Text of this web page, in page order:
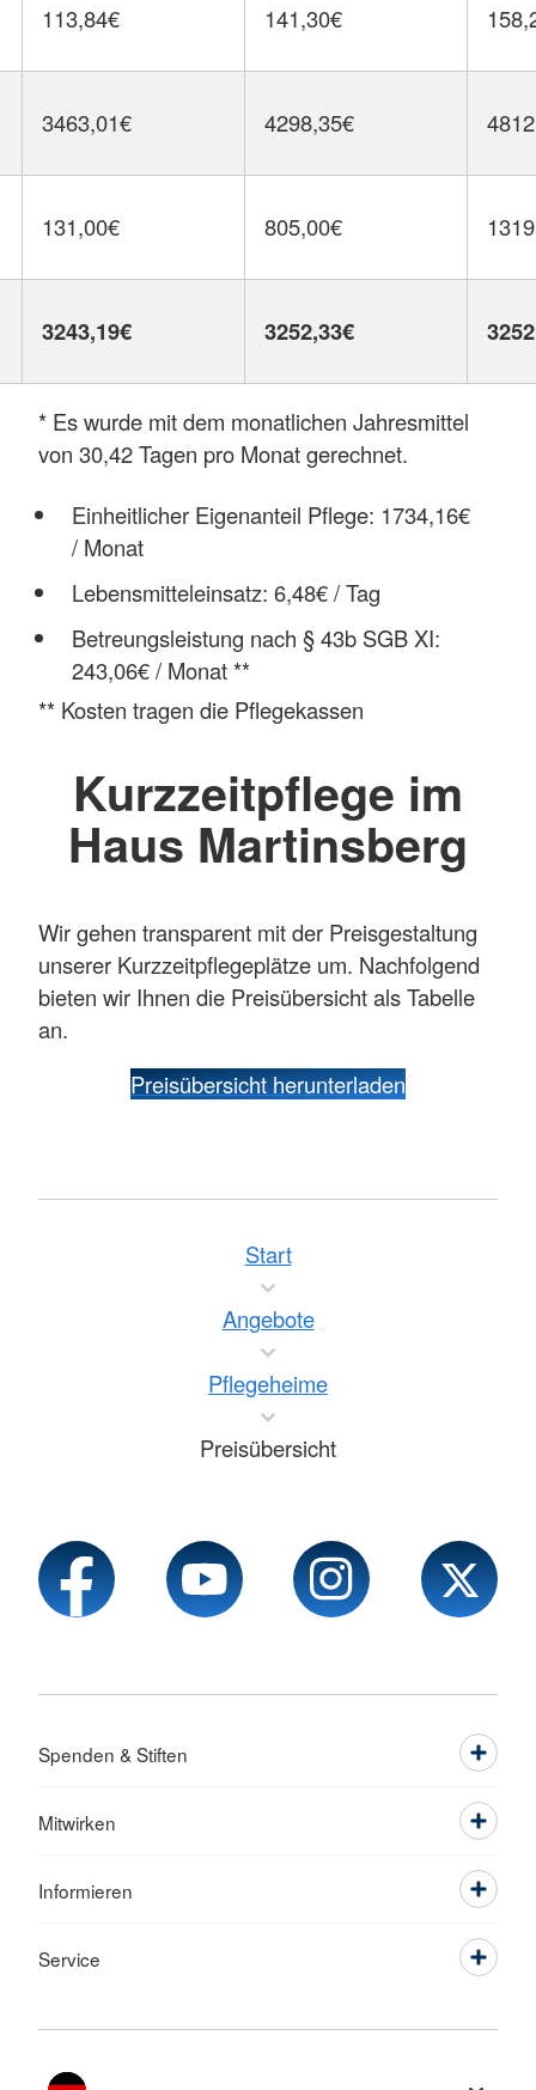
113,84€ 141,30€
3463,01€ 4298,35€
131,00€ 805,00€
3243,19€ 3252,33€
* Es wurde mit dem monatlichen Jahresmittel
von 30,42 Tagen pro Monat gerechnet.
Einheitlicher Eigenanteil Pflege: 1734,16€
/ Monat
Lebensmitteleinsatz: 6,48€ / Tag
Betreungsleistung nach § 43b SGB XI:
243,06€ / Monat **
** Kosten tragen die Pflegekassen
Kurzzeitpflege im
Haus Martinsberg
Wir gehen transparent mit der Preisgestaltung
unserer Kurzzeitpflegeplätze um. Nachfolgend
bieten wir Ihnen die Preisübersicht als Tabelle
an.
Preisübersicht herunterladen
Start
Angebote
Pflegeheime
Preisübersicht
Spenden & Stiften
Mitwirken
Informieren
Service
Sprache wechseln zu